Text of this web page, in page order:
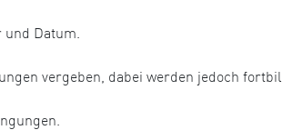
Datum.
vergeben, dabei werden jedoch